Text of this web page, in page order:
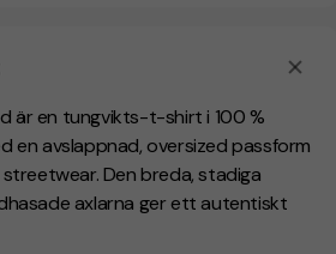
är en tungvikts-t-shirt i 100 %
en avslappnad, oversized passform
Den breda, stadiga
axlarna ger ett autentiskt